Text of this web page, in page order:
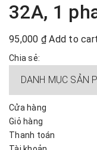
32A, 1
95,000 ₫ Add to
Chia sẻ:
DANH MỤC SẢN
Cửa hàng
Giỏ hàng
Thanh toán